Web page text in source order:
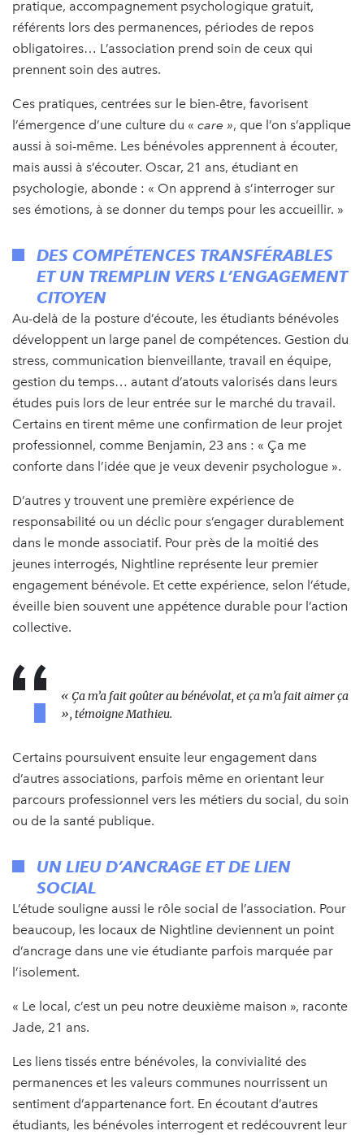
pratique, accompagnement psychologique gratuit,
référents lors des permanences, périodes de repos
obligatoires… L’association prend soin de ceux qui
prennent soin des autres.
Ces pratiques, centrées sur le bien-être, favorisent
l’émergence d’une culture du « care », que l’on s’applique
aussi à soi-même. Les bénévoles apprennent à écouter,
mais aussi à s’écouter. Oscar, 21 ans, étudiant en
psychologie, abonde : « On apprend à s’interroger sur
ses émotions, à se donner du temps pour les accueillir. »
DES COMPÉTENCES TRANSFÉRABLES
ET UN TREMPLIN VERS L’ENGAGEMENT
CITOYEN
Au-delà de la posture d’écoute, les étudiants bénévoles
développent un large panel de compétences. Gestion du
stress, communication bienveillante, travail en équipe,
gestion du temps… autant d’atouts valorisés dans leurs
études puis lors de leur entrée sur le marché du travail.
Certains en tirent même une confirmation de leur projet
professionnel, comme Benjamin, 23 ans : « Ça me
conforte dans l’idée que je veux devenir psychologue ».
D’autres y trouvent une première expérience de
responsabilité ou un déclic pour s’engager durablement
dans le monde associatif. Pour près de la moitié des
jeunes interrogés, Nightline représente leur premier
engagement bénévole. Et cette expérience, selon l’étude,
éveille bien souvent une appétence durable pour l’action
collective.
« Ça m’a fait goûter au bénévolat, et ça m’a fait aimer ça
», témoigne Mathieu.
Certains poursuivent ensuite leur engagement dans
d’autres associations, parfois même en orientant leur
parcours professionnel vers les métiers du social, du soin
ou de la santé publique.
UN LIEU D’ANCRAGE ET DE LIEN
SOCIAL
L’étude souligne aussi le rôle social de l’association. Pour
beaucoup, les locaux de Nightline deviennent un point
d’ancrage dans une vie étudiante parfois marquée par
l’isolement.
« Le local, c’est un peu notre deuxième maison », raconte
Jade, 21 ans.
Les liens tissés entre bénévoles, la convivialité des
permanences et les valeurs communes nourrissent un
sentiment d’appartenance fort. En écoutant d’autres
étudiants, les bénévoles interrogent et redécouvrent leur